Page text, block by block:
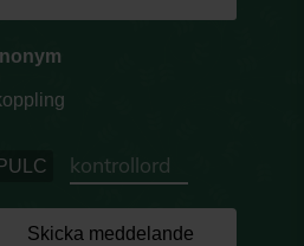
PULC
Skicka meddelande